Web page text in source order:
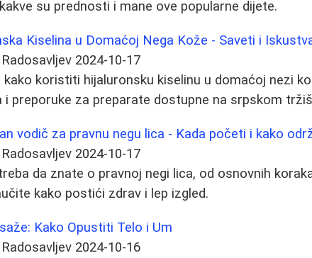
su prednosti i mane ove popularne dijete.
Kiselina u Domaćoj Nega Kože - Saveti i
2024-10-17
kako koristiti hijaluronsku kiselinu u domaćoj nezi
i preporuke za preparate dostupne na srpskom
vodič za pravnu negu lica - Kada početi i kako
2024-10-17
da znate o pravnoj negi lica, od osnovnih
kako postići zdrav i lep izgled.
Kako Opustiti Telo i Um
2024-10-16